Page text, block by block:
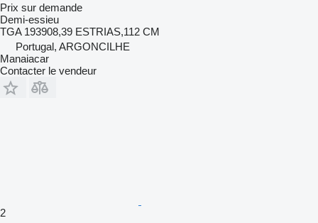
Prix sur demande
Demi-essieu
TGA 193908,39 ESTRIAS,112 CM
Portugal, ARGONCILHE
Manaiacar
Contacter le vendeur
2